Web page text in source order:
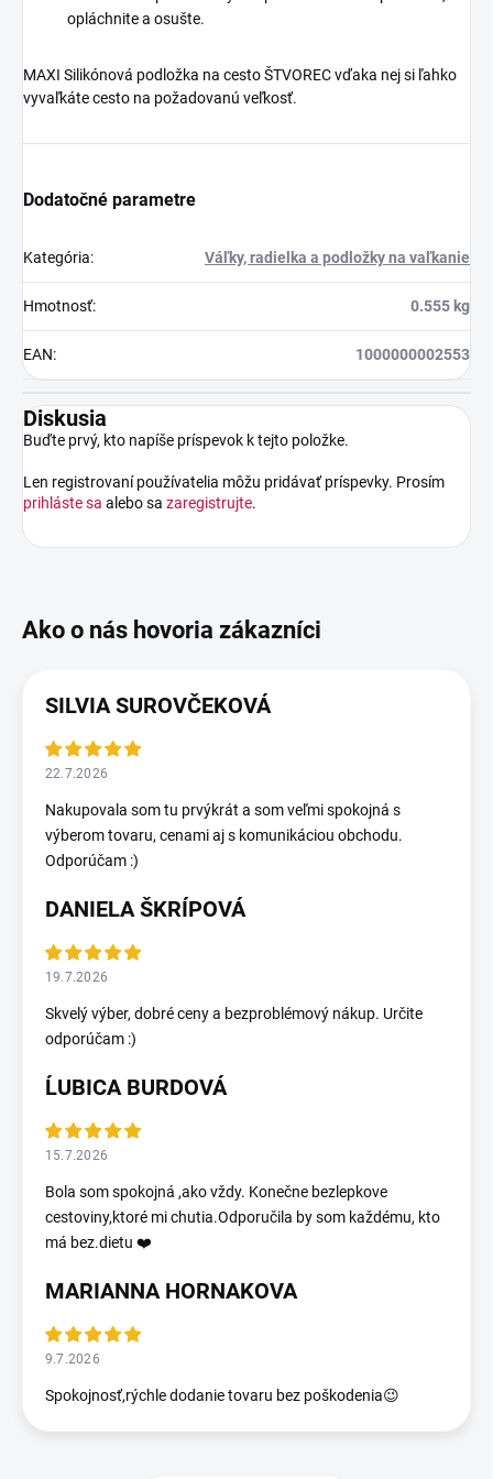
opláchnite a osušte.
MAXI Silikónová podložka na cesto ŠTVOREC vďaka nej si ľahko
vyvaľkáte cesto na požadovanú veľkosť.
Dodatočné parametre
Kategória: Váľky, radielka a podložky na vaľkanie
Hmotnosť: 0.555 kg
EAN: 1000000002553
Diskusia
Buďte prvý, kto napíše príspevok k tejto položke.
Len registrovaní používatelia môžu pridávať príspevky. Prosím
prihláste sa alebo sa zaregistrujte.
SILVIA SUROVČEKOVÁ
22.7.2026
Nakupovala som tu prvýkrát a som veľmi spokojná s
výberom tovaru, cenami aj s komunikáciou obchodu.
Odporúčam :)
DANIELA ŠKRÍPOVÁ
19.7.2026
Skvelý výber, dobré ceny a bezproblémový nákup. Určite
odporúčam :)
ĹUBICA BURDOVÁ
15.7.2026
Bola som spokojná ,ako vždy. Konečne bezlepkove
cestoviny,ktoré mi chutia.Odporučila by som každému, kto
má bez.dietu ❤️
MARIANNA HORNAKOVA
9.7.2026
Spokojnosť,rýchle dodanie tovaru bez poškodenia😉